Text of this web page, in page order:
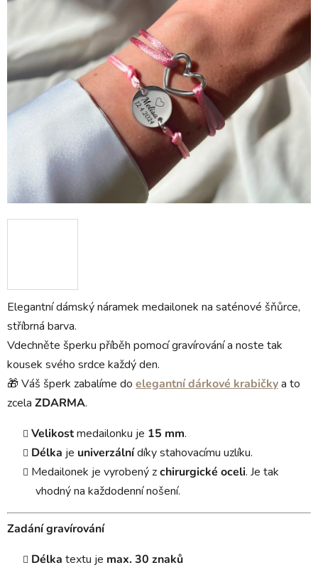
Elegantní dámský náramek medailonek na saténové šňůrce,
stříbrná barva.
Vdechněte šperku příběh pomocí gravírování a noste tak
kousek svého srdce každý den.
🎁 Váš šperk zabalíme do elegantní dárkové krabičkya to
zcela ZDARMA.
Velikostmedailonku je 15 mm.
Délka je univerzálnídíky stahovacímu uzlíku.
Medailonek je vyrobený zchirurgické oceli. Je tak
vhodný na každodenní nošení.
Zadání gravírování
Délka textu je max. 30 znaků